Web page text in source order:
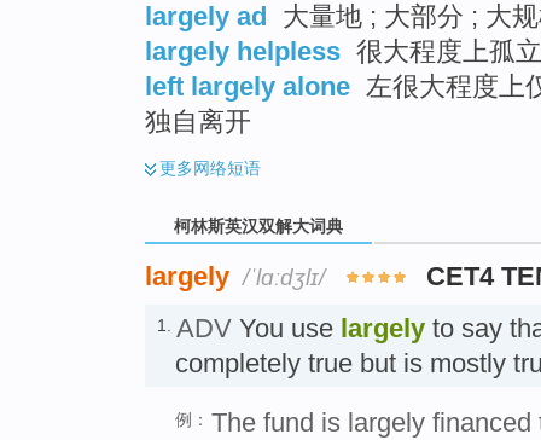
largely ad
大量地 ; 大部分 ; 大
largely helpless 很大程度上孤
left largely alone 左很大程度上
独自离开
更多网络短语
柯林斯英汉双解大词典
largely /ˈlɑːdʒlɪ/ CET4
1. ADV You use largely to say
completely true but is mostly
例： The fund is largely